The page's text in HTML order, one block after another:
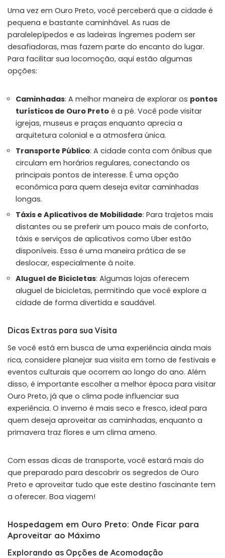
Uma vez em Ouro Preto, você perceberá que a cidade é
pequena e bastante caminhável. As ruas de
paralelepípedos e as ladeiras íngremes podem ser
desafiadoras, mas fazem parte do encanto do lugar.
Para facilitar sua locomoção, aqui estão algumas
opções:
Caminhadas: A melhor maneira de explorar os pontos
turísticos de Ouro Preto é a pé. Você pode visitar
igrejas, museus e praças enquanto aprecia a
arquitetura colonial e a atmosfera única.
Transporte Público: A cidade conta com ônibus que
circulam em horários regulares, conectando os
principais pontos de interesse. É uma opção
econômica para quem deseja evitar caminhadas
longas.
Táxis e Aplicativos de Mobilidade: Para trajetos mais
distantes ou se preferir um pouco mais de conforto,
táxis e serviços de aplicativos como Uber estão
disponíveis. Essa é uma maneira prática de se
deslocar, especialmente à noite.
Aluguel de Bicicletas: Algumas lojas oferecem
aluguel de bicicletas, permitindo que você explore a
cidade de forma divertida e saudável.
Dicas Extras para sua Visita
Se você está em busca de uma experiência ainda mais
rica, considere planejar sua visita em torno de festivais e
eventos culturais que ocorrem ao longo do ano. Além
disso, é importante escolher a melhor época para visitar
Ouro Preto, já que o clima pode influenciar sua
experiência. O inverno é mais seco e fresco, ideal para
quem deseja aproveitar as caminhadas, enquanto a
primavera traz flores e um clima ameno.
Com essas dicas de transporte, você estará mais do
que preparado para descobrir os segredos de Ouro
Preto e aproveitar tudo que este destino fascinante tem
a oferecer. Boa viagem!
Hospedagem em Ouro Preto: Onde Ficar para
Aproveitar ao Máximo
Explorando as Opções de Acomodação